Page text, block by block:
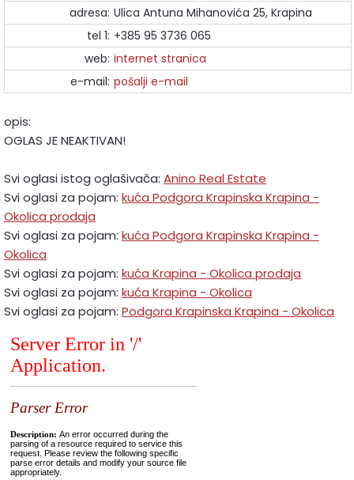
adresa: Ulica Antuna Mihanovića 25, Krapina
tel 1: +385 95 3736 065
web: internet stranica
e-mail: pošalji e-mail
opis:
OGLAS JE NEAKTIVAN!
Svi oglasi istog oglašivača: Anino Real Estate
Svi oglasi za pojam: kuća Podgora Krapinska Krapina -
Okolica prodaja
Svi oglasi za pojam: kuća Podgora Krapinska Krapina -
Okolica
Svi oglasi za pojam: kuća Krapina - Okolica prodaja
Svi oglasi za pojam: kuća Krapina - Okolica
Svi oglasi za pojam: Podgora Krapinska Krapina - Okolica